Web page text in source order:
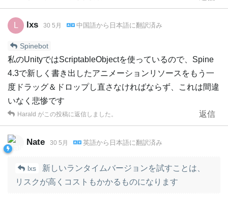
lxs 30 5月 中国語から 日本語に翻訳済み
Spinebot
私のUnityではScriptableObjectを使っているので、Spine
4.3で新しく書き出したアニメーションリソースをもう一
度ドラッグ＆ドロップし直さなければならず、これは間違
いなく悲惨です
返信
Harald がこの投稿に返信しました。
Nate 30 5月 英語から 日本語に翻訳済み
lxs
新しいランタイムバージョンを試すことは、
リスクが高くコストもかかるものになります